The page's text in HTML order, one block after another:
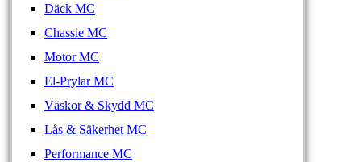
Däck MC
Chassie MC
Motor MC
El-Prylar MC
Väskor & Skydd MC
Lås & Säkerhet MC
Performance MC